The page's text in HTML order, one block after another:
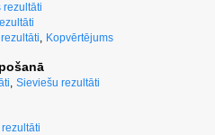
rezultāti
, Kopvērtējums
, Sieviešu rezultāti